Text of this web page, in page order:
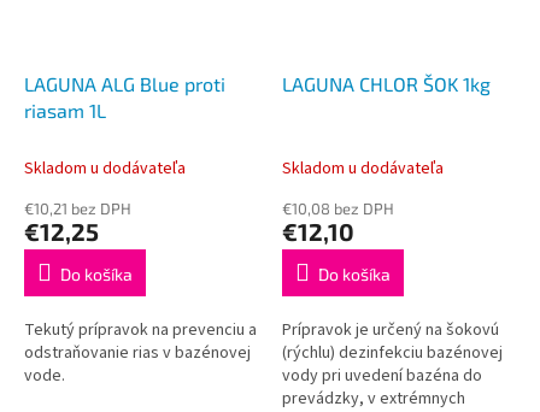
LAGUNA ALG Blue proti
riasam 1L
Skladom u dodávateľa
€10,21 bez DPH
€12,25
Do košíka
Tekutý prípravok na prevenciu a
odstraňovanie rias v bazénovej
vode.
LAGUNA CHLOR ŠOK 1kg
Skladom u dodávateľa
€10,08 bez DPH
€12,10
Do košíka
Prípravok je určený na šokovú
(rýchlu) dezinfekciu bazénovej
vody pri uvedení bazéna do
prevádzky, v extrémnych